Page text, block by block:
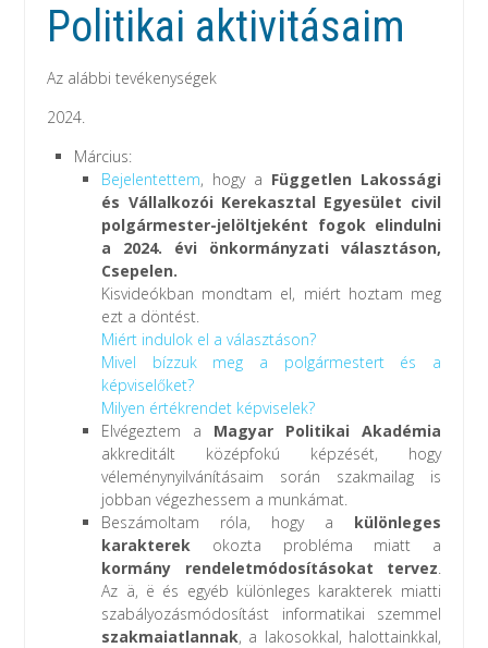
Politikai aktivitásaim
Az alábbi tevékenységek
2024.
Március:
Bejelentettem, hogy a Független Lakossági
és Vállalkozói Kerekasztal Egyesület civil
polgármester-jelöltjeként fogok elindulni
a 2024. évi önkormányzati választáson,
Csepelen.
Kisvideókban mondtam el, miért hoztam meg
ezt a döntést.
Miért indulok el a választáson?
Mivel bízzuk meg a polgármestert és a
képviselőket?
Milyen értékrendet képviselek?
Elvégeztem a Magyar Politikai Akadémia
akkreditált középfokú képzését, hogy
véleménynyilvánításaim során szakmailag is
jobban végezhessem a munkámat.
Beszámoltam róla, hogy a különleges
karakterek okozta probléma miatt a
kormány rendeletmódosításokat tervez.
Az ä, ë és egyéb különleges karakterek miatti
szabályozásmódosítást informatikai szemmel
szakmaiatlannak, a lakosokkal, halottainkkal,